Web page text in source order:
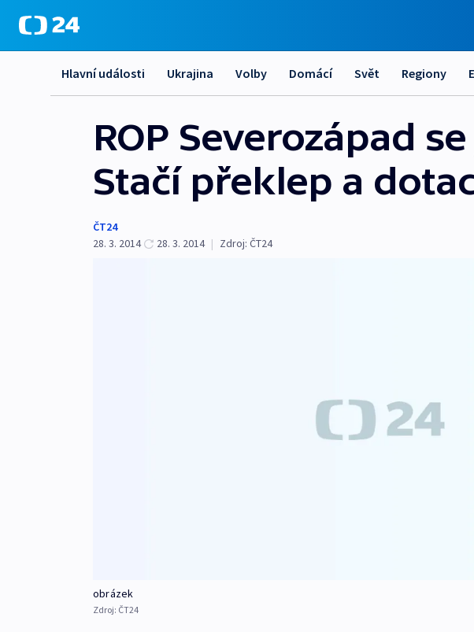
Hlavní události Ukrajina Volby Domácí Svět Regiony
ROP Severozápad
Stačí překlep a
ČT24
28. 3. 2014
28. 3. 2014 | Zdroj: ČT24
obrázek
Zdroj: ČT24